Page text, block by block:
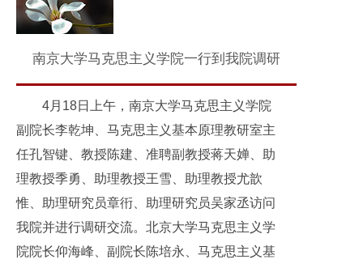
南京大学马克思主义学院一行到我院调研
4月18日上午，南京大学马克思主义学院
副院长李乾坤、马克思主义基本原理教研室主
任孔智键、教授陈建、准聘副教授蒋天婵、助
理教授季勇、助理教授王雪、助理教授尤歆
惟、助理研究员章衎、助理研究员吴家丞访问
我院并进行调研交流。北京大学马克思主义学
院院长仰海峰、副院长陈培永、马克思主义基